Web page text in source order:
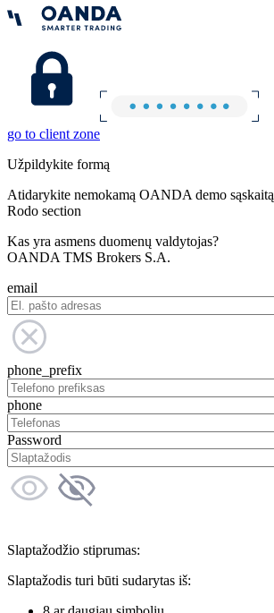
go to client zone
Užpildykite formą
Atidarykite nemokamą OANDA demo sąskaitą
Rodo section
Kas yra asmens duomenų valdytojas?
OANDA TMS Brokers S.A.
email
phone_prefix
phone
Password
Slaptažodžio stiprumas:
Slaptažodis turi būti sudarytas iš: